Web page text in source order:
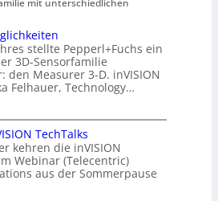
stellte Pepperl+Fuchs ein
3D-Sensorfamilie
den Measurer 3-D. inVISION
Felhauer, Technology…
TechTalks
kehren die inVISION
Webinar (Telecentric)
aus der Sommerpause